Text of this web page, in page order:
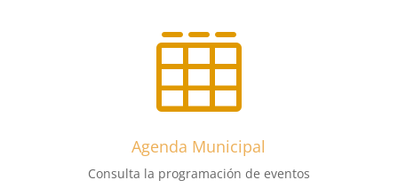

Agenda Municipal
Consulta la programación de eventos